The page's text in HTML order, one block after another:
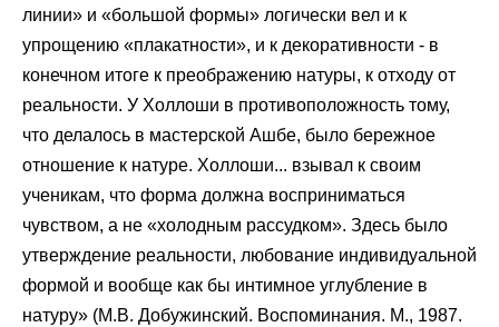
линии» и «большой формы» логически вел и к
упрощению «плакатности», и к декоративности - в
конечном итоге к преображению натуры, к отходу от
реальности. У Холлоши в противоположность тому,
что делалось в мастерской Ашбе, было бережное
отношение к натуре. Холлоши... взывал к своим
ученикам, что форма должна восприниматься
чувством, а не «холодным рассудком». Здесь было
утверждение реальности, любование индивидуальной
формой и вообще как бы интимное углубление в
натуру» (М.В. Добужинский. Воспоминания. М., 1987.